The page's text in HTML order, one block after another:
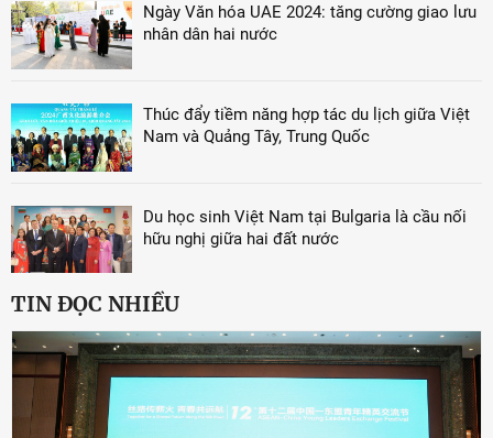
Ngày Văn hóa UAE 2024: tăng cường giao lưu
nhân dân hai nước
Thúc đẩy tiềm năng hợp tác du lịch giữa Việt
Nam và Quảng Tây, Trung Quốc
Du học sinh Việt Nam tại Bulgaria là cầu nối
hữu nghị giữa hai đất nước
TIN ĐỌC NHIỀU